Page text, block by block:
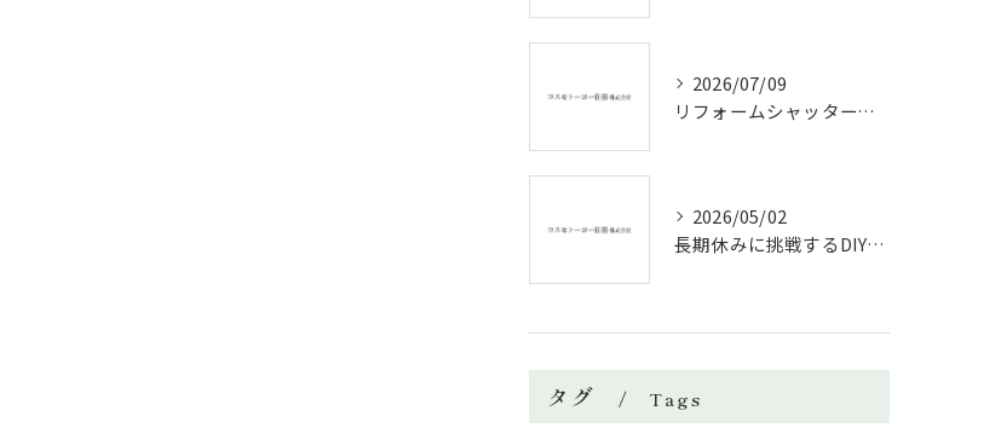
2026/07/09
リフォームシャッターで叶える台風対策の効果的方法
2026/05/02
長期休みに挑戦するDIYリフォームの極意
タグ Tags